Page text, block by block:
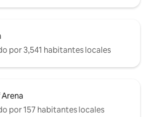
por 3,541 habitantes locales
por 157 habitantes locales